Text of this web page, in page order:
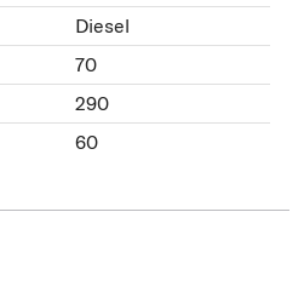
Diesel
70
290
60